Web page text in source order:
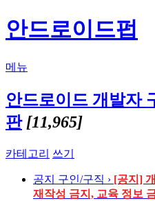
안드로이드펍
메뉴
안드로이드 개발자
판 [11,965]
카테고리 쓰기
공지 구인/구직 › [공지]
재작성 금지, 교육 정보